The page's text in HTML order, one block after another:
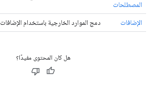
المصطلحات
الإضافات دمج الموارد الخارجية باستخدام الإضافات
هل كان المحتوى مفيدًا؟